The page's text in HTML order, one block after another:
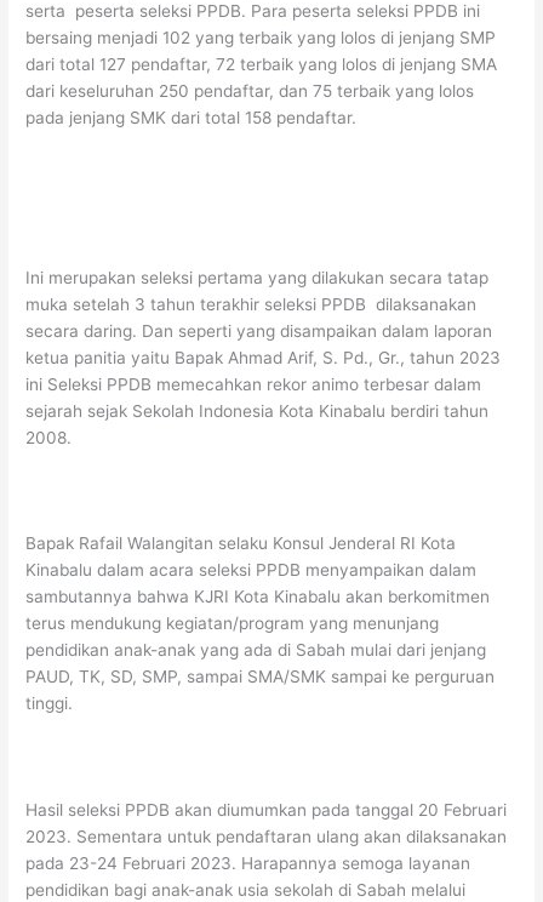
serta peserta seleksi PPDB. Para peserta seleksi PPDB ini
bersaing menjadi 102 yang terbaik yang lolos di jenjang SMP
dari total 127 pendaftar, 72 terbaik yang lolos di jenjang SMA
dari keseluruhan 250 pendaftar, dan 75 terbaik yang lolos
pada jenjang SMK dari total 158 pendaftar.
Ini merupakan seleksi pertama yang dilakukan secara tatap
muka setelah 3 tahun terakhir seleksi PPDB dilaksanakan
secara daring. Dan seperti yang disampaikan dalam laporan
ketua panitia yaitu Bapak Ahmad Arif, S. Pd., Gr., tahun 2023
ini Seleksi PPDB memecahkan rekor animo terbesar dalam
sejarah sejak Sekolah Indonesia Kota Kinabalu berdiri tahun
2008.
Bapak Rafail Walangitan selaku Konsul Jenderal RI Kota
Kinabalu dalam acara seleksi PPDB menyampaikan dalam
sambutannya bahwa KJRI Kota Kinabalu akan berkomitmen
terus mendukung kegiatan/program yang menunjang
pendidikan anak-anak yang ada di Sabah mulai dari jenjang
PAUD, TK, SD, SMP, sampai SMA/SMK sampai ke perguruan
tinggi.
Hasil seleksi PPDB akan diumumkan pada tanggal 20 Februari
2023. Sementara untuk pendaftaran ulang akan dilaksanakan
pada 23-24 Februari 2023. Harapannya semoga layanan
pendidikan bagi anak-anak usia sekolah di Sabah melalui